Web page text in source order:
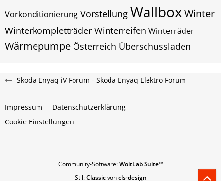
Vorkonditionierung Vorstellung Wallbox Winter
Winterkompletträder Winterreifen Winterräder
Wärmepumpe Österreich Überschussladen
Skoda Enyaq iV Forum - Skoda Enyaq Elektro Forum
Impressum
Datenschutzerklärung
Cookie Einstellungen
Community-Software:WoltLab Suite™
Stil:Classicvoncls-design